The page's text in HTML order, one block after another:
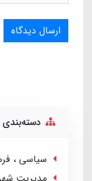
ارسال دیدگاه
دسته‌بندی
سیاسی ،